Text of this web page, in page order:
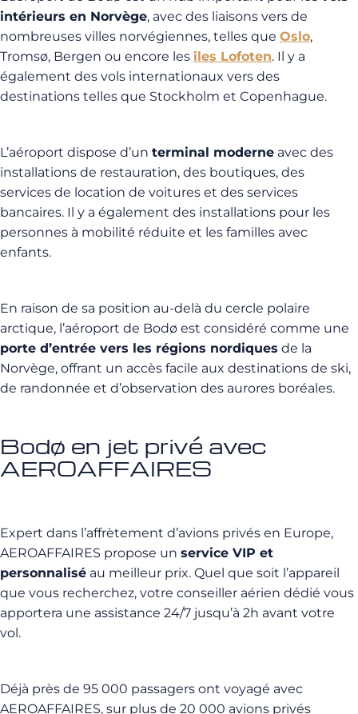
intérieurs en Norvège, avec des liaisons vers de
nombreuses villes norvégiennes, telles que Oslo,
Tromsø, Bergen ou encore les îles Lofoten. Il y a
également des vols internationaux vers des
destinations telles que Stockholm et Copenhague.
L’aéroport dispose d’un terminal moderne avec des
installations de restauration, des boutiques, des
services de location de voitures et des services
bancaires. Il y a également des installations pour les
personnes à mobilité réduite et les familles avec
enfants.
En raison de sa position au-delà du cercle polaire
arctique, l’aéroport de Bodø est considéré comme une
porte d’entrée vers les régions nordiques de la
Norvège, offrant un accès facile aux destinations de ski,
de randonnée et d’observation des aurores boréales.
Bodø en jet privé avec
AEROAFFAIRES
Expert dans l’affrètement d’avions privés en Europe,
AEROAFFAIRES propose un service VIP et
personnalisé au meilleur prix. Quel que soit l’appareil
que vous recherchez, votre conseiller aérien dédié vous
apportera une assistance 24/7 jusqu’à 2h avant votre
vol.
Déjà près de 95 000 passagers ont voyagé avec
AEROAFFAIRES, sur plus de 20 000 avions privés